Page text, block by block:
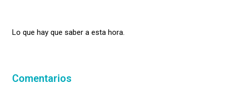
Lo que hay que saber a esta hora.
Comentarios